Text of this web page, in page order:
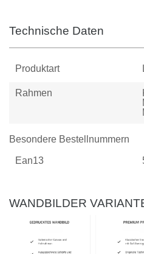
Technische Daten
Produktart
Rahmen
Besondere Bestellnummern
Ean13
WANDBILDER